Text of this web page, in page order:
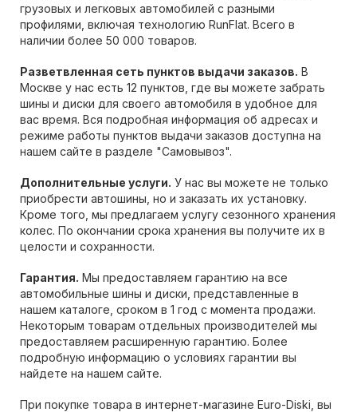
грузовых и легковых автомобилей с разными
профилями, включая технологию RunFlat. Всего в
наличии более 50 000 товаров.
Разветвленная сеть пунктов выдачи заказов. В
Москве у нас есть 12 пунктов, где вы можете забрать
шины и диски для своего автомобиля в удобное для
вас время. Вся подробная информация об адресах и
режиме работы пунктов выдачи заказов доступна на
нашем сайте в разделе "Самовывоз".
Дополнительные услуги. У нас вы можете не только
приобрести автошины, но и заказать их установку.
Кроме того, мы предлагаем услугу сезонного хранения
колес. По окончании срока хранения вы получите их в
целости и сохранности.
Гарантия. Мы предоставляем гарантию на все
автомобильные шины и диски, представленные в
нашем каталоге, сроком в 1 год с момента продажи.
Некоторым товарам отдельных производителей мы
предоставляем расширенную гарантию. Более
подробную информацию о условиях гарантии вы
найдете на нашем сайте.
При покупке товара в интернет-магазине Euro-Diski, вы